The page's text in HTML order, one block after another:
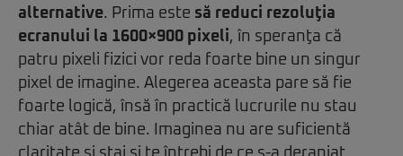
alternative. Prima este să reduci rezoluţia
ecranului la 1600×900 pixeli, în speranţa că
patru pixeli fizici vor reda foarte bine un singur
pixel de imagine. Alegerea aceasta pare să fie
foarte logică, însă în practică lucrurile nu stau
chiar atât de bine. Imaginea nu are suficientă